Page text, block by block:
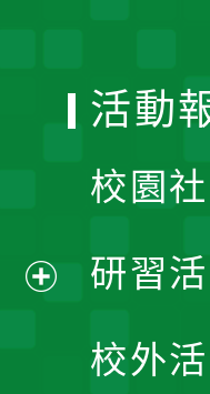
活動
校園
研習
校外